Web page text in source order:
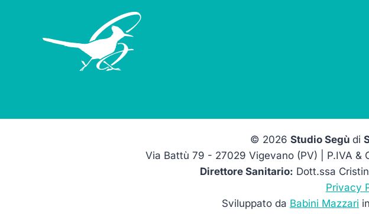
© 2026 Studio Segù di
Via Battù 79 - 27029 Vigevano (PV) | P.IVA &
Direttore Sanitario: Dott.ssa
Privacy
Sviluppato da Babini Mazzari